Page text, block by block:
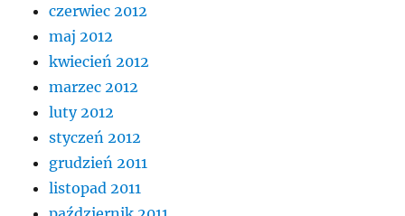
czerwiec 2012
maj 2012
kwiecień 2012
marzec 2012
luty 2012
styczeń 2012
grudzień 2011
listopad 2011